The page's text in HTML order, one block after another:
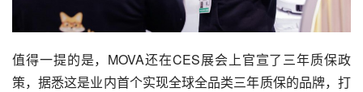
值得一提的是，MOVA还在CES展会上官宣了三年质保政
策，据悉这是业内首个实现全球全品类三年质保的品牌，打